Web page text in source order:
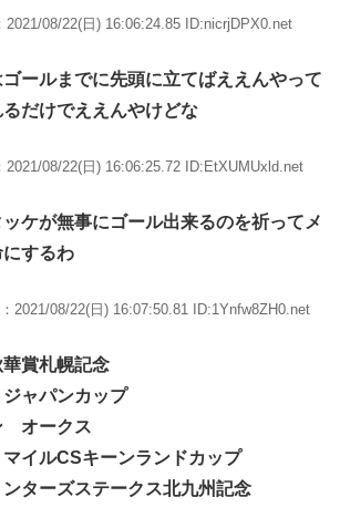
2021/08/22(日) 16:06:24.85 ID:nicrjDPX0.net
ールまでに先頭に立てばええんやって
だけでええんやけどな
2021/08/22(日) 16:06:25.72 ID:EtXUMUxld.net
ケが無事にゴール出来るのを祈ってメ
するわ
：2021/08/22(日) 16:07:50.81 ID:1Ynfw8ZH0.net
賞札幌記念
ャパンカップ
オークス
イルCSキーンランドカップ
ターズステークス北九州記念